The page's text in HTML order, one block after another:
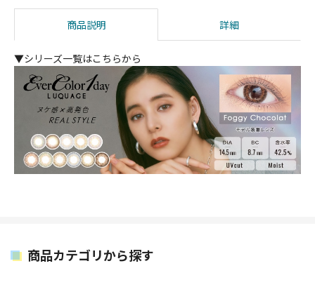
商品説明 詳細
▼シリーズ一覧はこちらから
商品カテゴリから探す